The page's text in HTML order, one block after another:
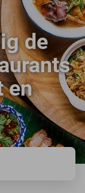
de
en